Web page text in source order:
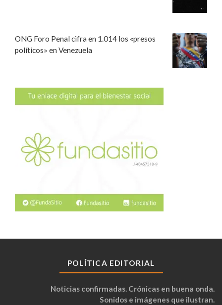
ONG Foro Penal cifra en 1.014 los «presos
políticos» en Venezuela
POLÍTICA EDITORIAL
Noticias confirmadas. Crónicas en buena onda.
Sonidos e imágenes que ilustran.